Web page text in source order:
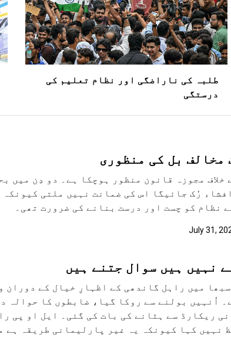
طلبہ کی ناراضگی اور نظام تعلیم کی
درستگی
مخالف بل کی منظوری
خلاف مجوزہ قانون منظور ہوچکا ہے۔ دو دِن میں
رُک جائیگا اس کی ضمانت نہیں ملتی
نظام کو چست اور درست بنانے کی ضرورت تھی۔
July 31,
نہیں ہیں سوال جتنے ہیں
میں راہل گاندھی کے اظہارِ خیال کے دوران
اُنہیں بولنے سے روکا گیا، ضابطوں کا حوالہ
ریکارڈ سے ہٹانے کی بات کی گئی۔ ایل او پی
نہیں کہا کیونکہ یہ غیر پارلیمانی طریقہ ہے